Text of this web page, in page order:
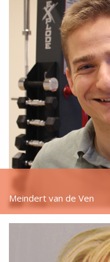
Meindert van de Ven